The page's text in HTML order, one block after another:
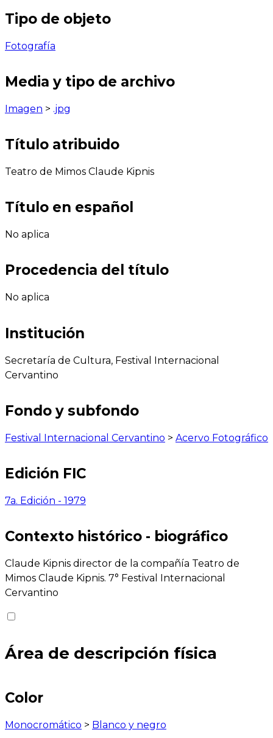
Tipo de objeto
Fotografía
Media y tipo de archivo
Imagen > .jpg
Título atribuido
Teatro de Mimos Claude Kipnis
Título en español
No aplica
Procedencia del título
No aplica
Institución
Secretaría de Cultura, Festival Internacional
Cervantino
Fondo y subfondo
Festival Internacional Cervantino > Acervo Fotográfico
Edición FIC
7a. Edición - 1979
Contexto histórico - biográfico
Claude Kipnis director de la compañía Teatro de
Mimos Claude Kipnis. 7° Festival Internacional
Cervantino
Área de descripción física
Color
Monocromático > Blanco y negro